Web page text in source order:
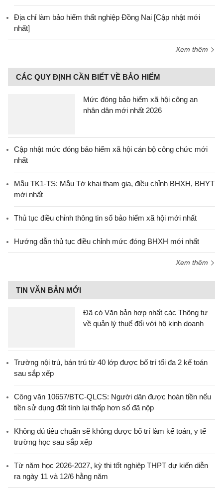
Địa chỉ làm bảo hiểm thất nghiệp Đồng Nai [Cập nhật mới
nhất]
Xem thêm
CÁC QUY ĐỊNH CẦN BIẾT VỀ BẢO HIỂM
Mức đóng bảo hiểm xã hội công an
nhân dân mới nhất 2026
Cập nhật mức đóng bảo hiểm xã hội cán bộ công chức mới
nhất
Mẫu TK1-TS: Mẫu Tờ khai tham gia, điều chỉnh BHXH, BHYT
mới nhất
Thủ tục điều chỉnh thông tin sổ bảo hiểm xã hội mới nhất
Hướng dẫn thủ tục điều chỉnh mức đóng BHXH mới nhất
Xem thêm
TIN VĂN BẢN MỚI
Đã có Văn bản hợp nhất các Thông tư
về quản lý thuế đối với hộ kinh doanh
Trường nội trú, bán trú từ 40 lớp được bố trí tối đa 2 kế toán
sau sắp xếp
Công văn 10657/BTC-QLCS: Người dân được hoàn tiền nếu
tiền sử dụng đất tính lại thấp hơn số đã nộp
Không đủ tiêu chuẩn sẽ không được bố trí làm kế toán, y tế
trường học sau sắp xếp
Từ năm học 2026-2027, kỳ thi tốt nghiệp THPT dự kiến diễn
ra ngày 11 và 12/6 hằng năm